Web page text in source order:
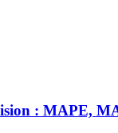
: MAPE,